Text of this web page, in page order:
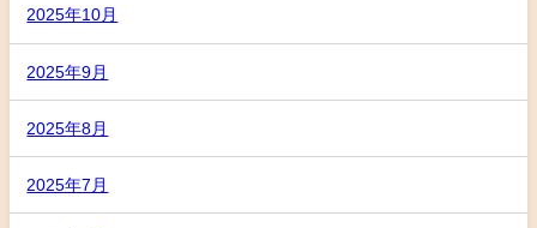
2025年10月
2025年9月
2025年8月
2025年7月